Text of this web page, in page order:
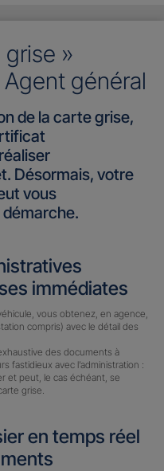
»
général
de la carte grise,
Désormais, votre
vous
immédiates
vous obtenez, en agence,
compris) avec le détail des
des documents à
fastidieux avec l’administration :
et peut, le cas échéant, se
grise.
en temps réel